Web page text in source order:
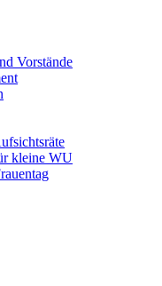
Vorstände
kleine WU